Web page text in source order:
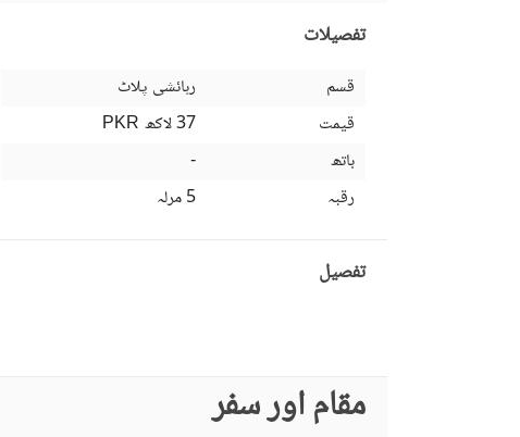
تفصیلات
قسم
رہائشی پلاٹ
قیمت
PKR
37 لاکھ
باتھ
-
رقبہ
5 مرلہ
تفصیل
مقام اور سفر